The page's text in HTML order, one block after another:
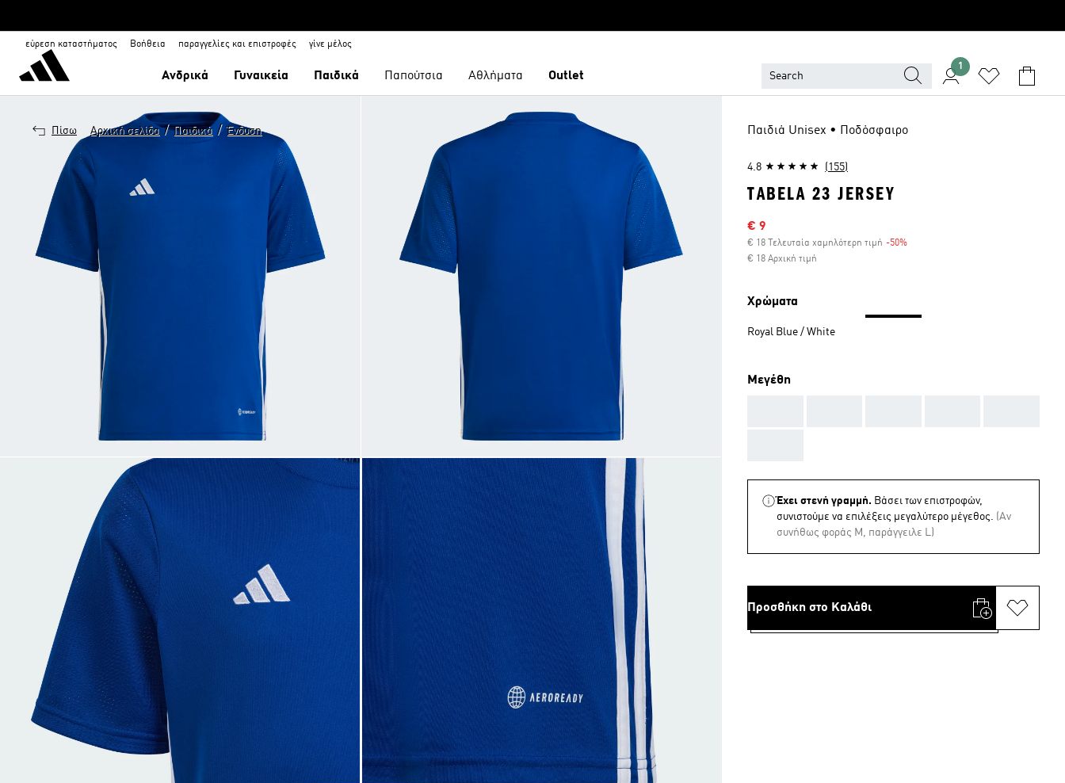
εύρεση καταστήματος Βοήθεια παραγγελίες και επιστροφές γίνε μέλος
Ανδρικά Γυναικεία Παιδικά Παπούτσια Αθλήματα Outlet
1
Πίσω Αρχική σελίδα / Παιδικά / Ένδυση Παιδιά Unisex • Ποδόσφαιρο
4.8 (155)
TABELA 23 JERSEY
Τιμή έκπτωσης
€ 9
€ 18 Τελευταία χαμηλότερη τιμή -50%
€ 18 Αρχική τιμή
Χρώματα
Royal Blue / White
Μεγέθη
Έχει στενή γραμμή. Βάσει των επιστροφών,
συνιστούμε να επιλέξεις μεγαλύτερο μέγεθος. (Aν
συνήθως φοράς M, παράγγειλε L)
Προσθήκη στο Καλάθι